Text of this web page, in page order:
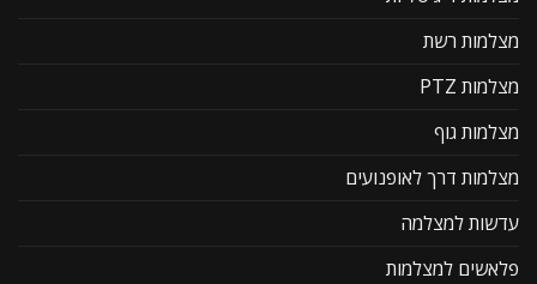
מצלמות רשת
מצלמות PTZ
מצלמות גוף
מצלמות דרך לאופנועים
עדשות למצלמה
פלאשים למצלמות